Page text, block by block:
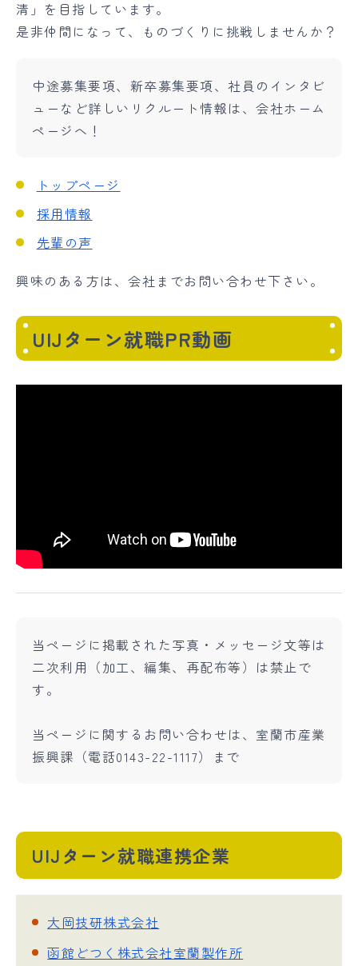
清」を目指しています。
是非仲間になって、ものづくりに挑戦しませんか？
中途募集要項、新卒募集要項、社員のインタビ
ューなど詳しいリクルート情報は、会社ホーム
ページへ！
トップページ
採用情報
先輩の声
興味のある方は、会社までお問い合わせ下さい。
UIJターン就職PR動画
当ページに掲載された写真・メッセージ文等は
二次利用（加工、編集、再配布等）は禁止で
す。
当ページに関するお問い合わせは、室蘭市産業
振興課（電話0143-22-1117）まで
UIJターン就職連携企業
大岡技研株式会社
函館どつく株式会社室蘭製作所